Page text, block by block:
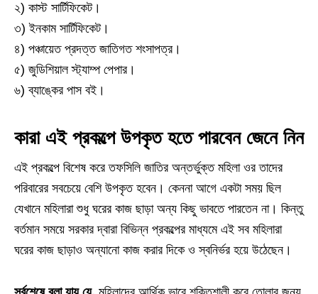
২) কাস্ট সার্টিফিকেট।
৩) ইনকাম সার্টিফিকেট।
৪) পঞ্চায়েত প্রদত্ত জাতিগত শংসাপত্র।
৫) জুডিশিয়াল স্ট্যাম্প পেপার।
৬) ব্যাঙ্কের পাস বই।
কারা এই প্রকল্পে উপকৃত হতে পারবেন জেনে নিন
এই প্রকল্পে বিশেষ করে তফসিলি জাতির অন্তর্ভুক্ত মহিলা ওর তাদের
পরিবারের সবচেয়ে বেশি উপকৃত হবেন। কেননা আগে একটা সময় ছিল
যেখানে মহিলারা শুধু ঘরের কাজ ছাড়া অন্য কিছু ভাবতে পারতেন না। কিন্তু
বর্তমান সময়ে সরকার দ্বারা বিভিন্ন প্রকল্পের মাধ্যমে এই সব মহিলারা
ঘরের কাজ ছাড়াও অন্যানো কাজ করার দিকে ও স্বনির্ভর হয়ে উঠেছেন।